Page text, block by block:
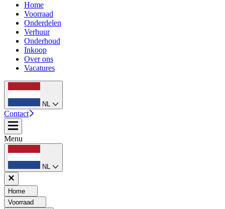
Home
Voorraad
Onderdelen
Verhuur
Onderhoud
Inkoop
Over ons
Vacatures
NL
Contact
Menu
NL
Home
Voorraad